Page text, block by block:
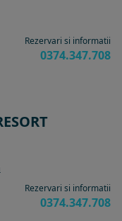
Rezervari si informatii
0374.347.708
Rezervari si informatii
0374.347.708